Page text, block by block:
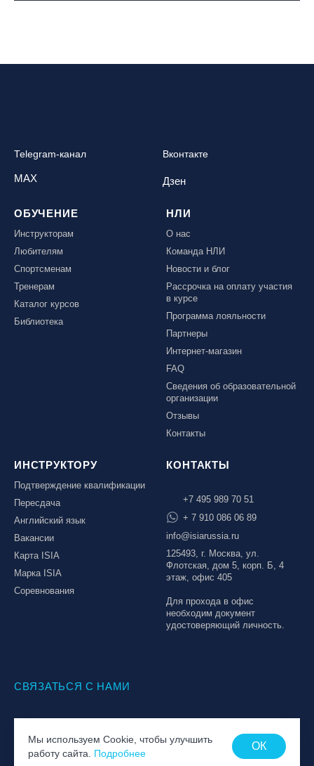
Мы используем Cookie, чтобы улучшить
работу сайта. Подробнее
ОК
Telegram-канал Вконтакте
MAX Дзен
ОБУЧЕНИЕ
Инструкторам
Любителям
Спортсменам
Тренерам
Каталог курсов
Библиотека
НЛИ
О нас
Команда НЛИ
Новости и блог
Рассрочка на оплату участия
в курсе
Программа лояльности
Партнеры
Интернет-магазин
FAQ
Сведения об образовательной
организации
Отзывы
Контакты
ИНСТРУКТОРУ
Подтверждение квалификации
Пересдача
Английский язык
Вакансии
Карта ISIA
Марка ISIA
Соревнования
КОНТАКТЫ
+7 495 989 70 51
+ 7 910 086 06 89
info@isiarussia.ru
125493, г. Москва, ул.
Флотская, дом 5, корп. Б, 4
этаж, офис 405
Для прохода в офис
необходим документ
удостоверяющий личность.
СВЯЗАТЬСЯ С НАМИ
Политика обработки персональных данных
Пользовательское соглашение